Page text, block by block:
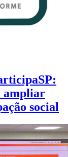
ampliar
social